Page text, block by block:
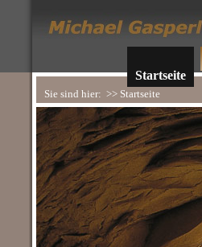
Sie sind hier: >> Startseite
Startseite